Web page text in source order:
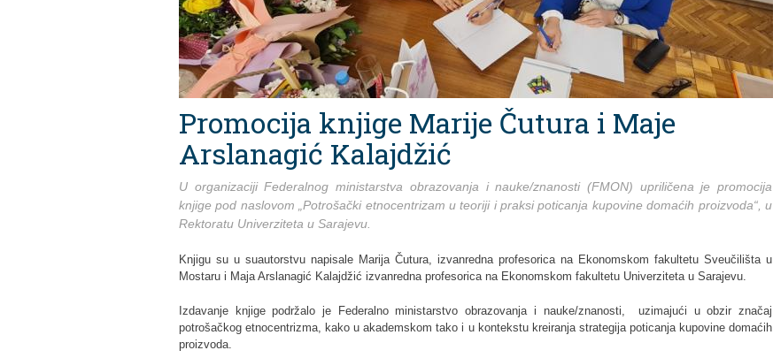
Promocija knjige Marije Čutura i Maje
Arslanagić Kalajdžić
U organizaciji Federalnog ministarstva obrazovanja i nauke/znanosti (FMON) upriličena je promocija
knjige pod naslovom „Potrošački etnocentrizam u teoriji i praksi poticanja kupovine domaćih proizvoda“, u
Rektoratu Univerziteta u Sarajevu.
Knjigu su u suautorstvu napisale Marija Čutura, izvanredna profesorica na Ekonomskom fakultetu Sveučilišta u
Mostaru i Maja Arslanagić Kalajdžić izvanredna profesorica na Ekonomskom fakultetu Univerziteta u Sarajevu.
Izdavanje knjige podržalo je Federalno ministarstvo obrazovanja i nauke/znanosti, uzimajući u obzir značaj
potrošačkog etnocentrizma, kako u akademskom tako i u kontekstu kreiranja strategija poticanja kupovine domaćih
proizvoda.